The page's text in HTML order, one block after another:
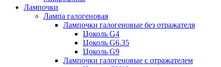
Лампочки
Лампа галогеновая
Лампочки галогеновые без отражателя
Цоколь G4
Цоколь G6.35
Цоколь G9
Лампочки галогеновые с отражателем